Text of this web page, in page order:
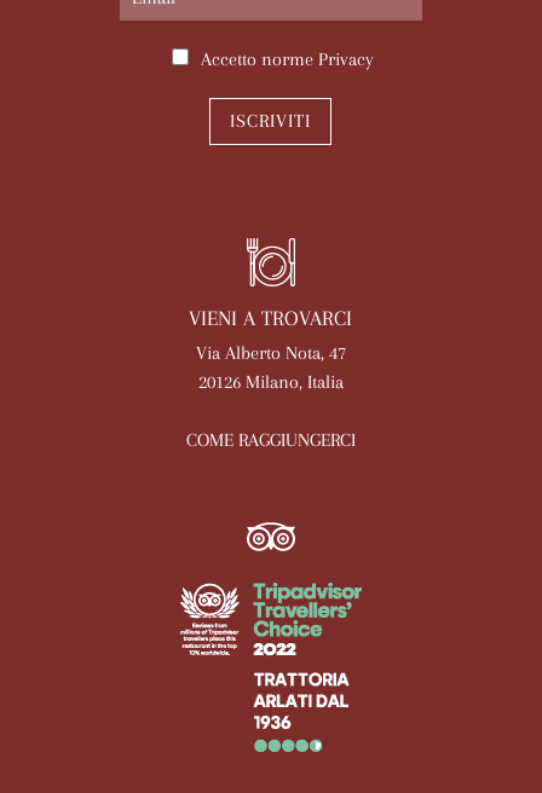
Accetto norme Privacy
ISCRIVITI
VIENI A TROVARCI
Via Alberto Nota, 47
20126 Milano, Italia
COME RAGGIUNGERCI